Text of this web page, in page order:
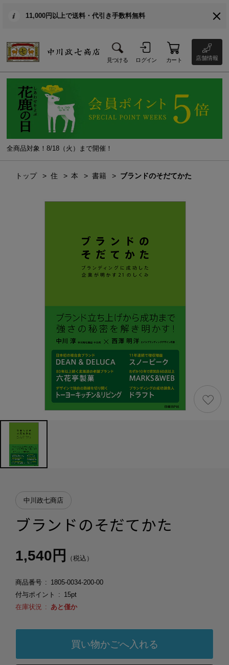
11,000円以上で送料・代引き手数料無料
見つける ログイン カート 店舗情報
全商品対象！8/18（火）まで開催！
トップ 住 本 書籍 ブランドのそだてかた
中川政七商店
ブランドのそだてかた
1,540円 （税込）
商品番号
1805-0034-200-00
付与ポイント
15pt
在庫状況
あと僅か